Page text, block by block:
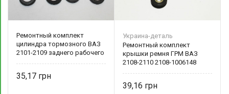
Ремонтный комплект
цилиндра тормозного ВАЗ
2101-2109 заднего рабочего
35,17
Украина-деталь
Ремонтный комплект
крышки ремня ГРМ ВАЗ
2108-2110 2108-1006148
39,16